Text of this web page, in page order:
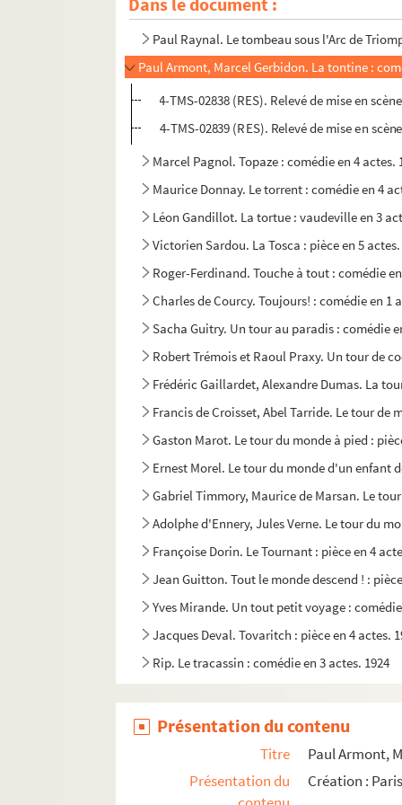
Henri Jeanson. Toi que j'ai tant aimée... :
Paul Raynal. Le tombeau sous l'Arc de
Paul Armont, Marcel Gerbidon. La tontine :
4-TMS-02838 (RES). Relevé de mise en
4-TMS-02839 (RES). Relevé de mise en
Marcel Pagnol. Topaze : comédie en 4 actes.
Maurice Donnay. Le torrent : comédie en 4
Léon Gandillot. La tortue : vaudeville en 3
Victorien Sardou. La Tosca : pièce en 5 actes.
Roger-Ferdinand. Touche à tout : comédie
Charles de Courcy. Toujours! : comédie en 1
Sacha Guitry. Un tour au paradis : comédie
Robert Trémois et Raoul Praxy. Un tour de
Frédéric Gaillardet, Alexandre Dumas. La
Francis de Croisset, Abel Tarride. Le tour de
Gaston Marot. Le tour du monde à pied :
Ernest Morel. Le tour du monde d'un enfant
Gabriel Timmory, Maurice de Marsan. Le
Adolphe d'Ennery, Jules Verne. Le tour du
Françoise Dorin. Le Tournant : pièce en 4
Jean Guitton. Tout le monde descend ! :
Yves Mirande. Un tout petit voyage :
Jacques Deval. Tovaritch : pièce en 4 actes.
Rip. Le tracassin : comédie en 3 actes. 1924
Gunnar Heiberg. La tragédie de l'amour :
Marcelle Maurette. La tragique expérience :
Léo Marchès. Le train de 8h47 : pièce en 5
Présentation du contenu
Titre
Paul Armont,
Présentation du
Création :